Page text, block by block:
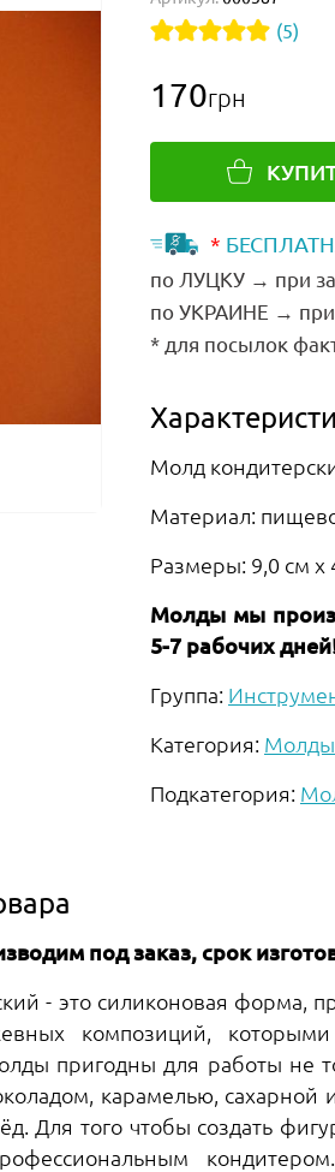
(5)
170грн
*
по ЛУЦКУ → при
по УКРАИНЕ → при
* для посылок
Молд
Материал:
Размеры: 9,0 см х
Молды мы
5-7 рабочих
Группа:
Категория: Молды
Подкатегория:
под заказ, срок
- это силиконовая форма,
композиций,
пригодны для работы не
карамелью,
Для того чтобы создать